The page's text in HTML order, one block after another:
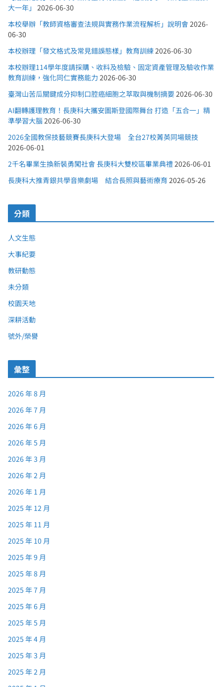
大一年」 2026-06-30
本校舉辦「教師資格審查法規與實務作業流程解析」說明會2026-
06-30
本校辦理「發文格式及常見錯誤態樣」教育訓練2026-06-30
本校辦理114學年度請採購、收料及檢驗、固定資產管理及驗收作業
教育訓練，強化同仁實務能力 2026-06-30
臺灣山苦瓜關鍵成分抑制口腔癌細胞之萃取與機制摘要2026-06-30
AI翻轉護理教育！長庚科大攜安圖斯登國際舞台 打造「五合一」精
準學習大腦 2026-06-30
2026全國教保技藝競賽長庚科大登場 全台27校菁英同場競技
2026-06-01
2千名畢業生換新裝勇闖社會 長庚科大雙校區畢業典禮2026-06-01
長庚科大推青銀共學音樂劇場 結合長照與藝術療育 2026-05-26
分類
人文生態
大事紀要
教研動態
未分類
校園天地
深耕活動
號外/榮譽
彙整
2026 年 8 月
2026 年 7 月
2026 年 6 月
2026 年 5 月
2026 年 3 月
2026 年 2 月
2026 年 1 月
2025 年 12 月
2025 年 11 月
2025 年 10 月
2025 年 9 月
2025 年 8 月
2025 年 7 月
2025 年 6 月
2025 年 5 月
2025 年 4 月
2025 年 3 月
2025 年 2 月